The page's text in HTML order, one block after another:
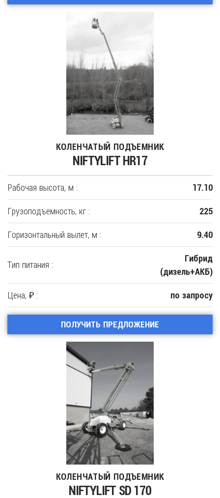
КОЛЕНЧАТЫЙ ПОДЪЕМНИК
NIFTYLIFT HR17
Рабочая высота, м : 17.10
Грузоподъемность, кг : 225
Горизонтальный вылет, м : 9.40
Тип питания :
Гибрид
(дизель+АКБ)
Цена, ₽ : по запросу
ПОЛУЧИТЬ ПРЕДЛОЖЕНИЕ
КОЛЕНЧАТЫЙ ПОДЪЕМНИК
NIFTYLIFT SD 170